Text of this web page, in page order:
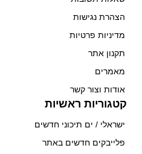
הצהרת נגישות
מדיניות פרטיות
תקנון אתר
מאמרים
אודות וצור קשר
קטגוריות ראשיות
ישראלי / ים תיכוני חדשים
פלייבקים חדשים באתר